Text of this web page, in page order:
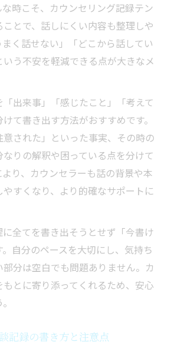
時こそ、カウンセリング記録テン
とで、話しにくい内容も整理しや
く話せない」「どこから話してい
う不安を軽減できる点が大きなメ
出来事」「感じたこと」「考えて
て書き出す方法がおすすめです。
された」といった事実、その時の
りの解釈や困っている点を分けて
り、カウンセラーも話の背景や本
すくなり、より的確なサポートに
全てを書き出そうとせず「今書け
自分のペースを大切にし、気持ち
分は空白でも問題ありません。カ
とに寄り添ってくれるため、安心
記録の書き方と注意点